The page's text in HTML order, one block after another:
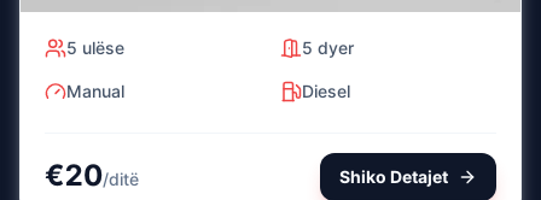
5 ulëse 5 dyer
Manual Diesel
€20/ditë Shiko Detajet
FORD FIESTA
2019